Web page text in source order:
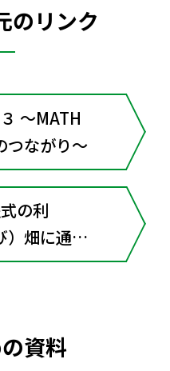
のリンク
～MATH
つながり～
の利
畑に通路
資料